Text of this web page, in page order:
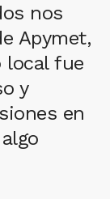
nos
Apymet,
local fue
y
en